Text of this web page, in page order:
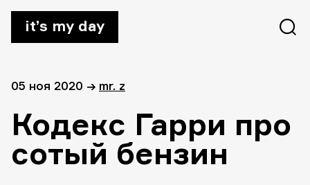
it’s my day
05 ноя 2020 → mr. z
Кодекс Гарри про
сотый бензин